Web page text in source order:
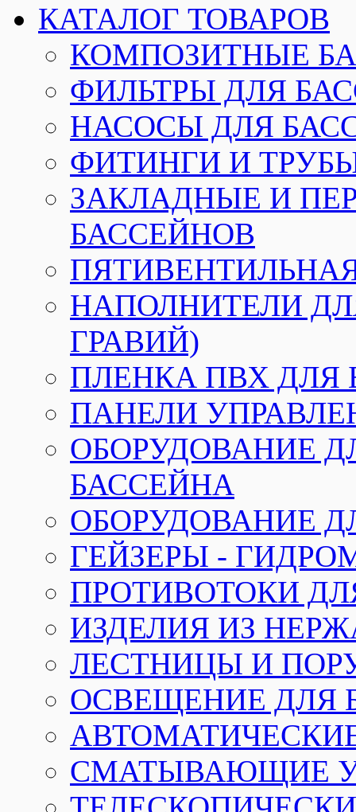
КАТАЛОГ ТОВАРОВ
КОМПОЗИТНЫЕ
ФИЛЬТРЫ ДЛЯ
НАСОСЫ ДЛЯ
ФИТИНГИ И
ЗАКЛАДНЫЕ И
БАССЕЙНОВ
НАПОЛНИТЕЛИ
ГРАВИЙ)
ПЛЕНКА ПВХ ДЛЯ
ПАНЕЛИ
ОБОРУДОВАНИЕ
БАССЕЙНА
ОБОРУДОВАНИЕ
ГЕЙЗЕРЫ -
ПРОТИВОТОКИ
ИЗДЕЛИЯ ИЗ
ЛЕСТНИЦЫ И
ОСВЕЩЕНИЕ ДЛЯ
СМАТЫВАЮЩИЕ